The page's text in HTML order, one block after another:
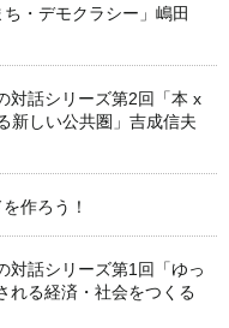
・デモクラシー」嶋田
対話シリーズ第2回「本 x
新しい公共圏」吉成信夫
作ろう！
対話シリーズ第1回「ゆっ
れる経済・社会をつくる